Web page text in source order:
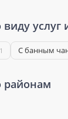
услуг
1 С банным
районам